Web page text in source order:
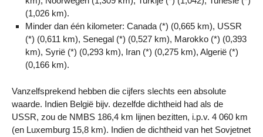
(1,026 km).
Minder dan één kilometer: Canada (*) (0,665 km), USSR
(*) (0,611 km), Senegal (*) (0,527 km), Marokko (*) (0,393
km), Syrië (*) (0,293 km), Iran (*) (0,275 km), Algerië (*)
(0,166 km).
Vanzelfsprekend hebben die cijfers slechts een absolute
waarde. Indien België bijv. dezelfde dichtheid had als de
USSR, zou de NMBS 186,4 km lijnen bezitten, i.p.v. 4 060 km
(en Luxemburg 15,8 km). Indien de dichtheid van het Sovjetnet